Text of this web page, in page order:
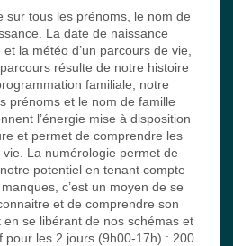
sur tous les prénoms, le nom de
La date de naissance
la météo d’un parcours de vie,
résulte de notre histoire
familiale, notre
prénoms et le nom de famille
l’énergie mise à disposition
et permet de comprendre les
La numérologie permet de
potentiel en tenant compte
c’est un moyen de se
et de comprendre son
se libérant de nos schémas et
pour les 2 jours (9h00-17h) : 200